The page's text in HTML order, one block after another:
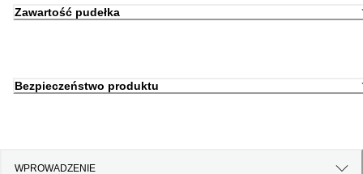
Zawartość pudełka
Bezpieczeństwo produktu
WPROWADZENIE